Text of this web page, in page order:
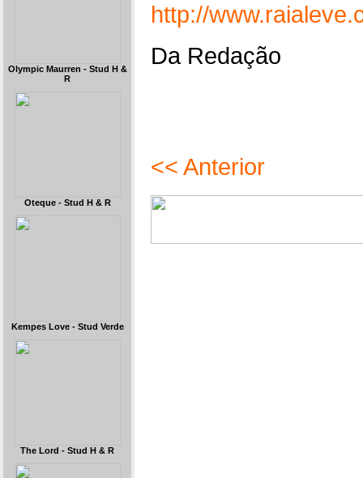
Olympic Maurren - Stud H &
R
Oteque - Stud H & R
Kempes Love - Stud Verde
The Lord - Stud H & R
http://
Da Redação
<< Anterior